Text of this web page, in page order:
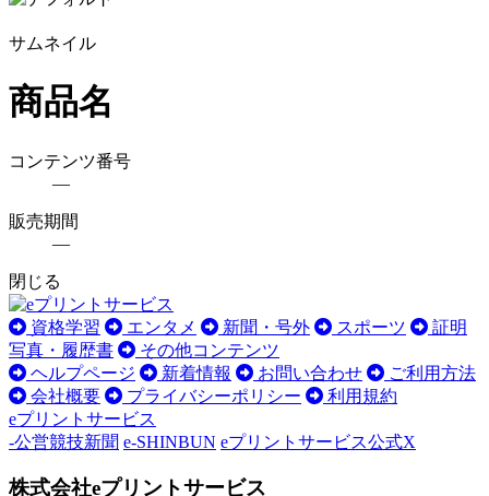
サムネイル
商品名
コンテンツ番号
―
販売期間
―
閉じる
資格学習 エンタメ 新聞・号外 スポーツ
証明
写真・履歴書
その他コンテンツ
ヘルプページ
新着情報 お問い合わせ
ご利用方法
会社概要
プライバシーポリシー
利用規約
eプリントサービス
-公営競技新聞 e-SHINBUN eプリントサービス公式X
株式会社eプリントサービス